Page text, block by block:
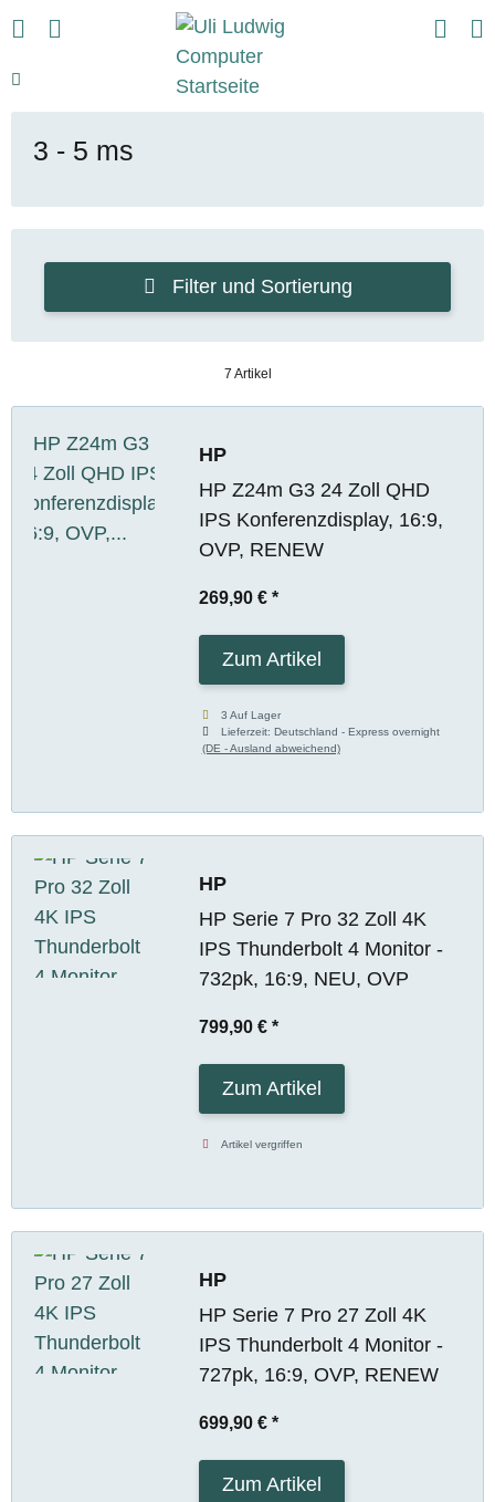
3 - 5 ms
Filter und Sortierung
7 Artikel
HP
HP Z24m G3 24 Zoll QHD
IPS Konferenzdisplay, 16:9,
OVP, RENEW
269,90 € *
Zum Artikel
3 Auf Lager
Lieferzeit:Deutschland - Express overnight
(DE - Ausland abweichend)
HP
HP Serie 7 Pro 32 Zoll 4K
IPS Thunderbolt 4 Monitor -
732pk, 16:9, NEU, OVP
799,90 € *
Zum Artikel
Artikel vergriffen
HP
HP Serie 7 Pro 27 Zoll 4K
IPS Thunderbolt 4 Monitor -
727pk, 16:9, OVP, RENEW
699,90 € *
Zum Artikel